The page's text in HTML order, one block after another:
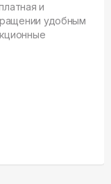
и
удобным